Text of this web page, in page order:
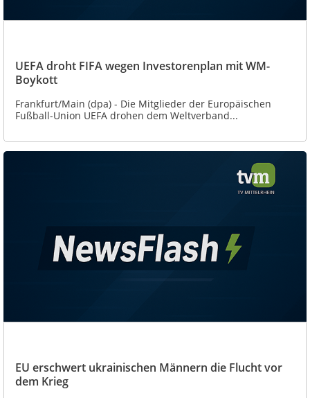
UEFA droht FIFA wegen Investorenplan mit WM-
Boykott
Frankfurt/Main (dpa) - Die Mitglieder der Europäischen
Fußball-Union UEFA drohen dem Weltverband...
EU erschwert ukrainischen Männern die Flucht vor
dem Krieg